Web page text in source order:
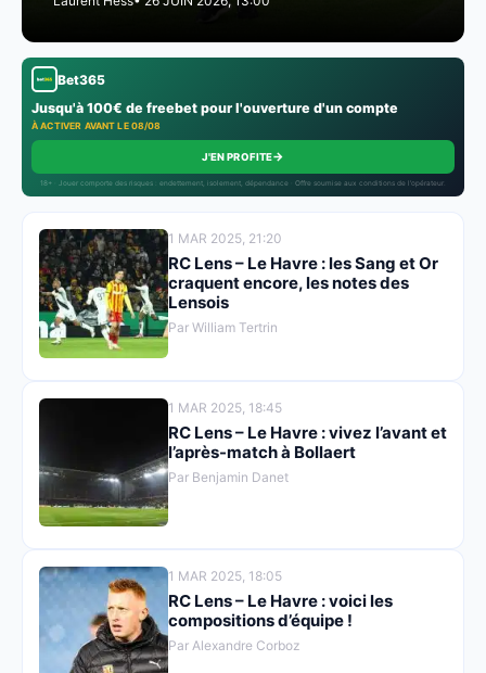
Bet365
Jusqu'à 100€ de freebet pour l'ouverture d'un compte
À ACTIVER AVANT LE 08/08
J'EN PROFITE→
18+ · Jouer comporte des risques : endettement, isolement, dépendance · Offre soumise aux conditions de l’opérateur.
1 MAR 2025, 21:20
RC Lens – Le Havre : les Sang et Or
craquent encore, les notes des
Lensois
Par William Tertrin
1 MAR 2025, 18:45
RC Lens – Le Havre : vivez l’avant et
l’après-match à Bollaert
Par Benjamin Danet
1 MAR 2025, 18:05
RC Lens – Le Havre : voici les
compositions d’équipe !
Par Alexandre Corboz